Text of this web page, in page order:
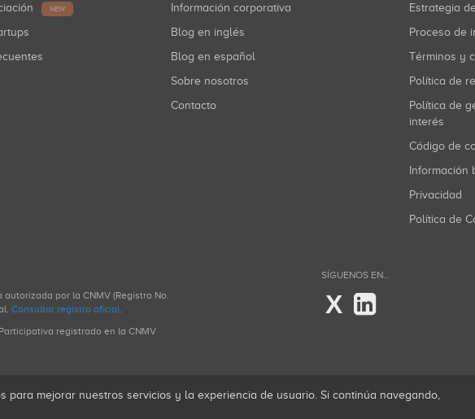
NEW
Información corporativa
Blog en inglés
Blog en español
Sobre nosotros
Contacto
Estrategia
Proceso de
Términos y
Política de
Política de gestión de conflictos de
interés
Código de
Información
Privacidad
Política de
por la CNMV (Registro No.
Consultar registro oficial.
registrado en la CNMV
SÍGUENOS EN...
X
para mejorar nuestros servicios y la experiencia de usuario. Si continúa navegando,